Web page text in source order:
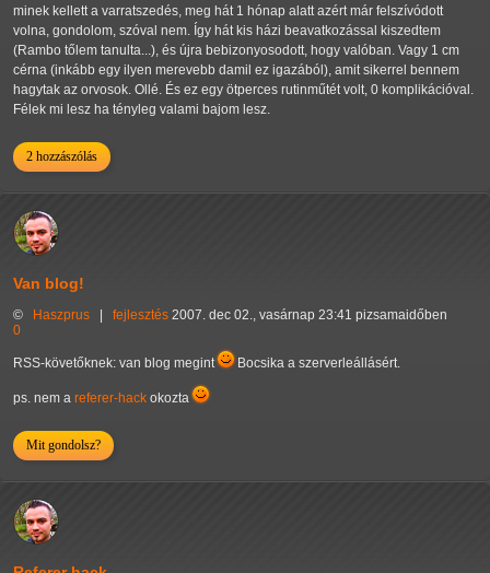
minek kellett a varratszedés, meg hát 1 hónap alatt azért már felszívódott
volna, gondolom, szóval nem. Így hát kis házi beavatkozással kiszedtem
(Rambo tőlem tanulta...), és újra bebizonyosodott, hogy valóban. Vagy 1 cm
cérna (inkább egy ilyen merevebb damil ez igazából), amit sikerrel bennem
hagytak az orvosok. Ollé. És ez egy ötperces rutinműtét volt, 0 komplikációval.
Félek mi lesz ha tényleg valami bajom lesz.
2 hozzászólás
Van blog!
© Haszprus | fejlesztés 2007. dec 02., vasárnap 23:41 pizsamaidőben
0
RSS-követőknek: van blog megint Bocsika a szerverleállásért.
ps. nem a referer-hack okozta
Mit gondolsz?